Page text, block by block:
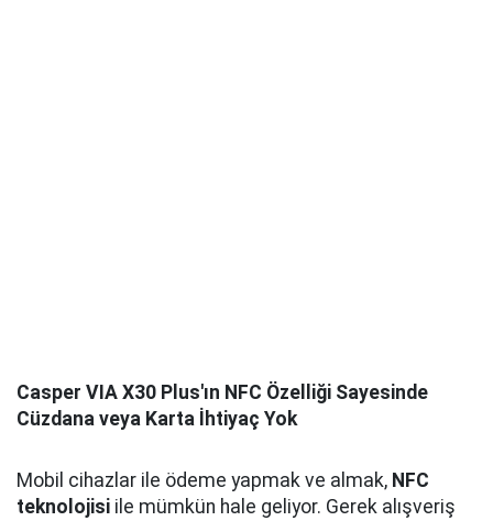
Casper VIA X30 Plus'ın NFC Özelliği Sayesinde
Cüzdana veya Karta İhtiyaç Yok
Mobil cihazlar ile ödeme yapmak ve almak, NFC
teknolojisi ile mümkün hale geliyor. Gerek alışveriş